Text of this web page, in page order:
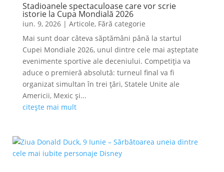
Stadioanele spectaculoase care vor scrie
istorie la Cupa Mondială 2026
iun. 9, 2026| Articole, Fără categorie
Mai sunt doar câteva săptămâni până la startul
Cupei Mondiale 2026, unul dintre cele mai așteptate
evenimente sportive ale deceniului. Competiția va
aduce o premieră absolută: turneul final va fi
organizat simultan în trei țări, Statele Unite ale
Americii, Mexic și...
citește mai mult